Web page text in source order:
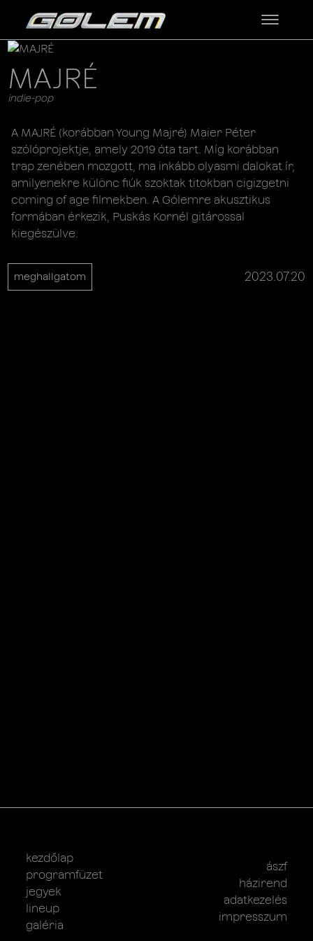
MAJRÉ
indie-pop
A MAJRÉ (korábban Young Majré) Maier Péter
szólóprojektje, amely 2019 óta tart. Míg korábban
trap zenében mozgott, ma inkább olyasmi dalokat ír,
amilyenekre különc fiúk szoktak titokban cigizgetni
coming of age filmekben. A Gólemre akusztikus
formában érkezik, Puskás Kornél gitárossal
kiegészülve.
meghallgatom 2023.07.20
kezdőlap
programfüzet
jegyek
lineup
galéria
ászf
házirend
adatkezelés
impresszum